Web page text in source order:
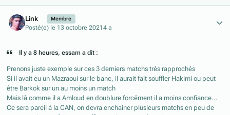
Link Membre
Posté(e) le 13 octobre 20214 a
Il y a 8 heures, essam a dit :
Prenons juste exemple sur ces 3 derniers matchs très rapprochés
Si il avait eu un Mazraoui sur le banc, il aurait fait souffler Hakimi ou peut
être Barkok sur un au moins un match
Mais là comme il a Amloud en doublure forcément il a moins confiance...
Ce sera pareil à la CAN, on devra enchainer plusieurs matchs en peu de